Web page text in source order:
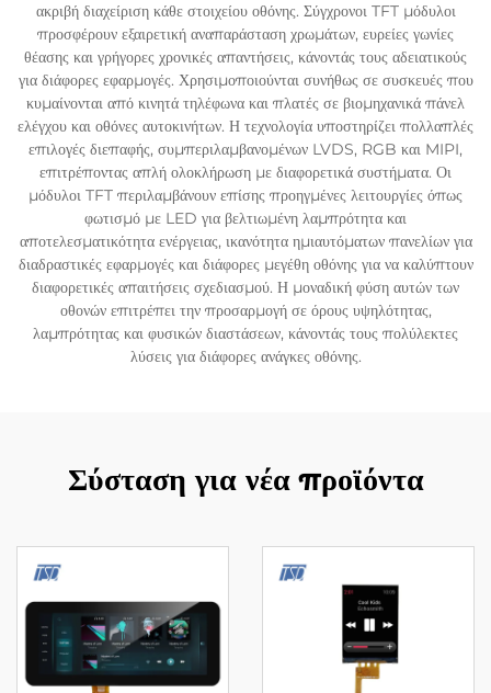
ακριβή διαχείριση κάθε στοιχείου οθόνης. Σύγχρονοι TFT μόδυλοι
προσφέρουν εξαιρετική αναπαράσταση χρωμάτων, ευρείες γωνίες
θέασης και γρήγορες χρονικές απαντήσεις, κάνοντάς τους αδειατικούς
για διάφορες εφαρμογές. Χρησιμοποιούνται συνήθως σε συσκευές που
κυμαίνονται από κινητά τηλέφωνα και πλατές σε βιομηχανικά πάνελ
ελέγχου και οθόνες αυτοκινήτων. Η τεχνολογία υποστηρίζει πολλαπλές
επιλογές διεπαφής, συμπεριλαμβανομένων LVDS, RGB και MIPI,
επιτρέποντας απλή ολοκλήρωση με διαφορετικά συστήματα. Οι
μόδυλοι TFT περιλαμβάνουν επίσης προηγμένες λειτουργίες όπως
φωτισμό με LED για βελτιωμένη λαμπρότητα και
αποτελεσματικότητα ενέργειας, ικανότητα ημιαυτόματων πανελίων για
διαδραστικές εφαρμογές και διάφορες μεγέθη οθόνης για να καλύπτουν
διαφορετικές απαιτήσεις σχεδιασμού. Η μοναδική φύση αυτών των
οθονών επιτρέπει την προσαρμογή σε όρους υψηλότητας,
λαμπρότητας και φυσικών διαστάσεων, κάνοντάς τους πολύλεκτες
λύσεις για διάφορες ανάγκες οθόνης.
Σύσταση για νέα προϊόντα